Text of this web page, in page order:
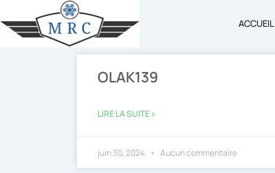
au
ACCUEIL
OLAK139
LIRE LA SUITE »
juin 30, 2024 Aucun commentaire